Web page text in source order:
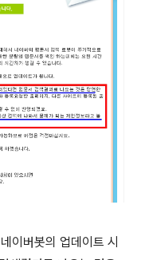
이버봇의 업데이트 시